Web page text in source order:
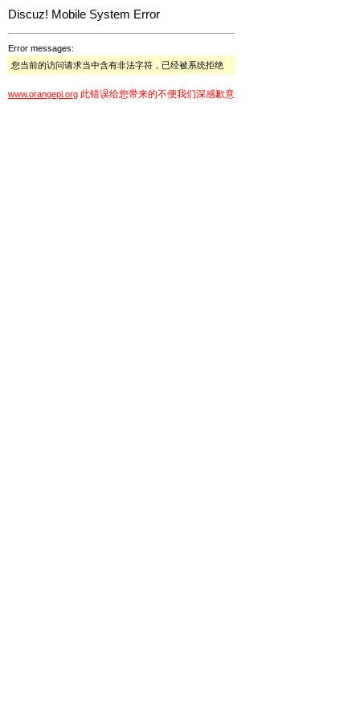
Discuz! Mobile System Error
Error messages:
您当前的访问请求当中含有非法字符，已经被系统拒绝
www.orangepi.org 此错误给您带来的不便我们深感歉意